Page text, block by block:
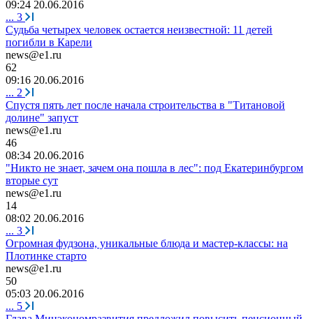
09:24 20.06.2016
... 3
Судьба четырех человек остается неизвестной: 11 детей
погибли в Карели
news@e1.ru
62
09:16 20.06.2016
... 2
Спустя пять лет после начала строительства в "Титановой
долине" запуст
news@e1.ru
46
08:34 20.06.2016
"Никто не знает, зачем она пошла в лес": под Екатеринбургом
вторые сут
news@e1.ru
14
08:02 20.06.2016
... 3
Огромная фудзона, уникальные блюда и мастер-классы: на
Плотинке старто
news@e1.ru
50
05:03 20.06.2016
... 5